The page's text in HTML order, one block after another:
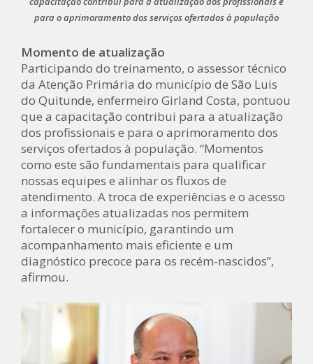
para o aprimoramento dos serviços ofertados à população
Momento de atualização
Participando do treinamento, o assessor técnico
da Atenção Primária do município de São Luis
do Quitunde, enfermeiro Girland Costa, pontuou
que a capacitação contribui para a atualização
dos profissionais e para o aprimoramento dos
serviços ofertados à população. “Momentos
como este são fundamentais para qualificar
nossas equipes e alinhar os fluxos de
atendimento. A troca de experiências e o acesso
a informações atualizadas nos permitem
fortalecer o município, garantindo um
acompanhamento mais eficiente e um
diagnóstico precoce para os recém-nascidos”,
afirmou.